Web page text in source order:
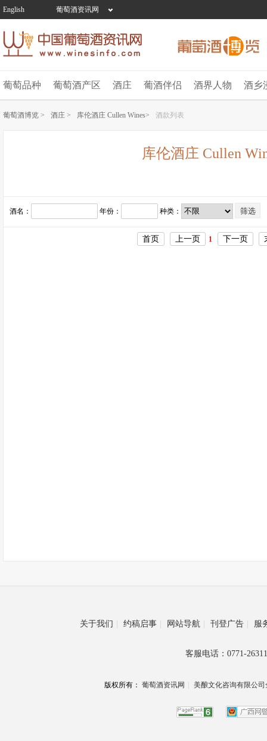
English 葡萄酒资讯网
葡萄品种 葡萄酒产区 酒庄 葡酒伴侣 酒界人物 酒乡
葡萄酒博览 > 酒庄 > 库伦酒庄 Cullen Wines> 酒款列表
库伦酒庄 Cullen
酒名： 年份： 种类：
首页 上一页 1 下一页
关于我们 | 约稿启事 | 网站导航 | 刊登广告 | 服
客服电话：0771-
版权所有： 葡萄酒资讯网 美酿文化咨询有限公司